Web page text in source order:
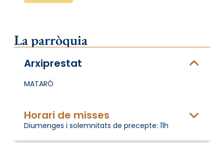
La parròquia
Arxiprestat
MATARÓ
Horari de misses
Diumenges i solemnitats de precepte: 11h